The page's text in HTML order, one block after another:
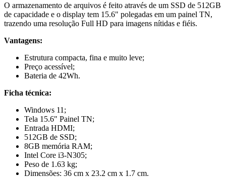
O armazenamento de arquivos é feito através de um SSD de 512GB
de capacidade e o display tem 15.6" polegadas em um painel TN,
trazendo uma resolução Full HD para imagens nítidas e fiéis.
Vantagens:
Estrutura compacta, fina e muito leve;
Preço acessível;
Bateria de 42Wh.
Ficha técnica:
Windows 11;
Tela 15.6" Painel TN;
Entrada HDMI;
512GB de SSD;
8GB memória RAM;
Intel Core i3-N305;
Peso de 1.63 kg;
Dimensões: 36 cm x 23.2 cm x 1.7 cm.